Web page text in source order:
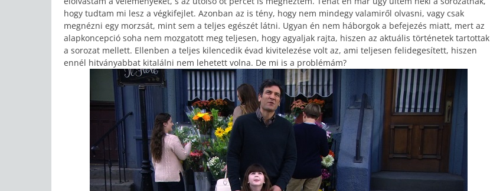
hogy tudtam mi lesz a végkifejlet. Azonban az is tény, hogy nem mindegy valamiről olvasni, vagy csak
megnézni egy morzsát, mint sem a teljes egészét látni. Ugyan én nem háborgok a befejezés miatt, mert az
alapkoncepció soha nem mozgatott meg teljesen, hogy agyaljak rajta, hiszen az aktuális történetek tartottak
a sorozat mellett. Ellenben a teljes kilencedik évad kivitelezése volt az, ami teljesen felidegesített, hiszen
ennél hitványabbat kitalálni nem lehetett volna. De mi is a problémám?